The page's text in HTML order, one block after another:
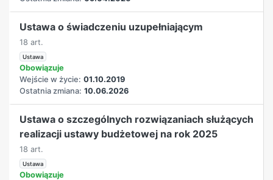
Ustawa o świadczeniu uzupełniającym
18 art.
Ustawa
Obowiązuje
Wejście w życie: 01.10.2019
Ostatnia zmiana: 10.06.2026
Ustawa o szczególnych rozwiązaniach służących
realizacji ustawy budżetowej na rok 2025
18 art.
Ustawa
Obowiązuje